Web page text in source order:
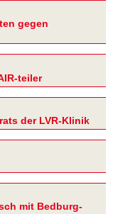
gegen
teiler
der LVR-Klinik
mit Bedburg-